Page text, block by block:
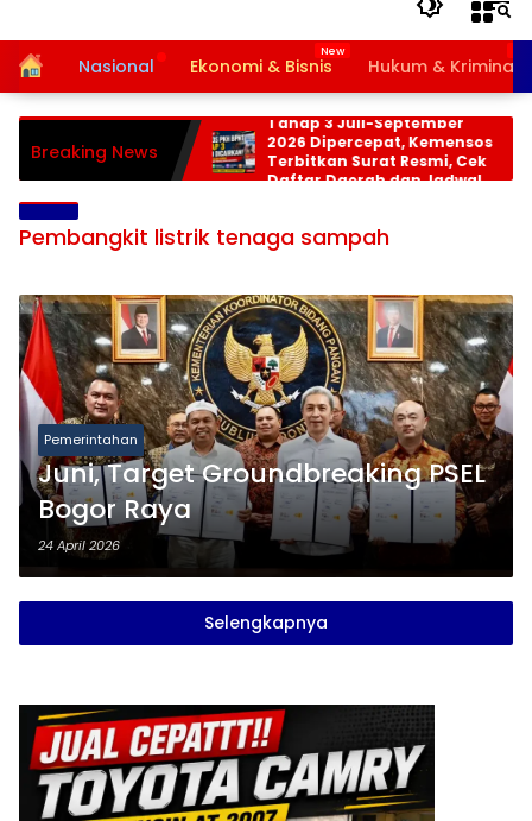
HomeNasional Ekonomi & Bisnis Hukum & Kriminal
Breaking News
Bansos PKH dan BPNT
Tahap 3 Juli-September
2026 Dipercepat, Kemensos
Terbitkan Surat Resmi, Cek
Daftar Daerah dan Jadwal
Pembangkit listrik tenaga sampah
Pemerintahan
Juni, Target Groundbreaking PSEL
Bogor Raya
24 April 2026
Selengkapnya